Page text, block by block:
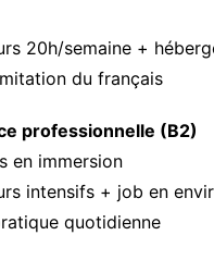
20h/semaine +
du français
professionnelle (B2)
en immersion
intensifs + job en
quotidienne